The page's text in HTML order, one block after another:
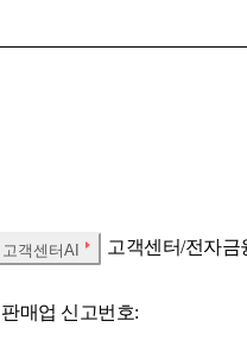
고객센터AI 고객센터/전자금
매업 신고번호: